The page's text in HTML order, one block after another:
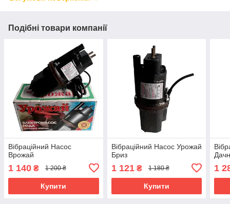
Подібні товари компанії
Вібраційний Насос
Врожай
1 140 ₴ 1 200 ₴
Купити
Вібраційний Насос Урожай
Бриз
1 121₴ 1 180 ₴
Купити
1